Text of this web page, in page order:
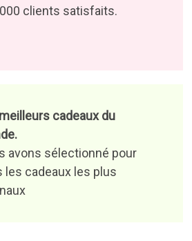
clients satisfaits.
cadeaux du
avons sélectionné pour
les cadeaux les plus